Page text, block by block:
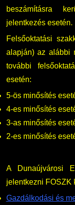
beszámításra
jelentkezés esetén.
Felsőoktatási
alapján) az alábbi
további
esetén:
5-ös minősítés
4-es minősítés
3-as minősítés
2-es minősítés
A Dunaújvárosi
jelentkezni FOSZK
Gazdálkodási és